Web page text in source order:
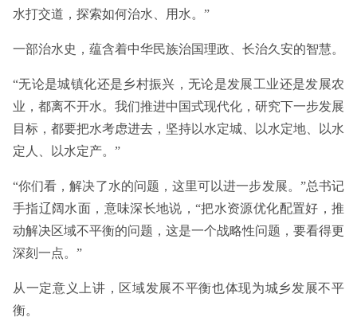
水打交道，探索如何治水、用水。”
一部治水史，蕴含着中华民族治国理政、长治久安的智慧。
“无论是城镇化还是乡村振兴，无论是发展工业还是发展农
业，都离不开水。我们推进中国式现代化，研究下一步发展
目标，都要把水考虑进去，坚持以水定城、以水定地、以水
定人、以水定产。”
“你们看，解决了水的问题，这里可以进一步发展。”总书记
手指辽阔水面，意味深长地说，“把水资源优化配置好，推
动解决区域不平衡的问题，这是一个战略性问题，要看得更
深刻一点。”
从一定意义上讲，区域发展不平衡也体现为城乡发展不平
衡。